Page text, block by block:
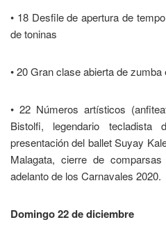
• 18 Desfile de apertura de
de toninas
• 20 Gran clase abierta de zumba
• 22 Números artísticos
Bistolfi, legendario
presentación del ballet Suyay
Malagata, cierre de
adelanto de los Carnavales 2020.
Domingo 22 de diciembre